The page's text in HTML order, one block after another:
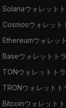
Solanaウォレット
Cosmosウォレット
Ethereumウォレッ
Baseウォレットト
TONウォレットト
TRONウォレットト
Bitcoinウォレット